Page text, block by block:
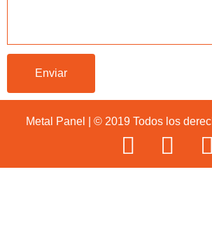
Metal Panel | © 2019 Todos los